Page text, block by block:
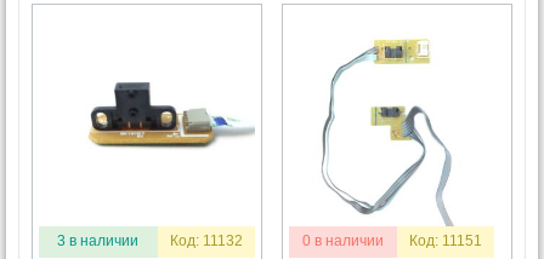
3 в наличии Код: 11132 0 в наличии Код: 11151